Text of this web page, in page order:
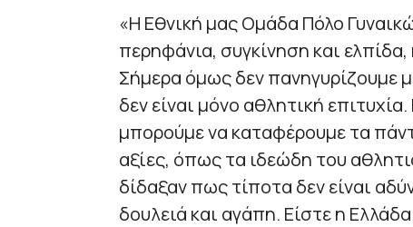
«Η Εθνική μας Ομάδα Πόλο
περηφάνια, συγκίνηση και
Σήμερα όμως δεν πανηγυρίζουμε
δεν είναι μόνο αθλητική
μπορούμε να καταφέρουμε τα
αξίες, όπως τα ιδεώδη του
δίδαξαν πως τίποτα δεν είναι
δουλειά και αγάπη. Είστε η